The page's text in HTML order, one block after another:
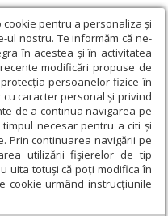
pentru a personaliza și
nostru. Te informăm că ne-
în acestea și în activitatea
modificări propuse de
protecția persoanelor fizice în
caracter personal și privind
de a continua navigarea pe
necesar pentru a citi și
Prin continuarea navigării pe
utilizării fişierelor de tip
uita totuși că poți modifica în
cookie urmând instrucțiunile
› Știri › Proclamarea locală
de la Sâmbăta de Sus
Sfântului
Sâmbăta de Sus